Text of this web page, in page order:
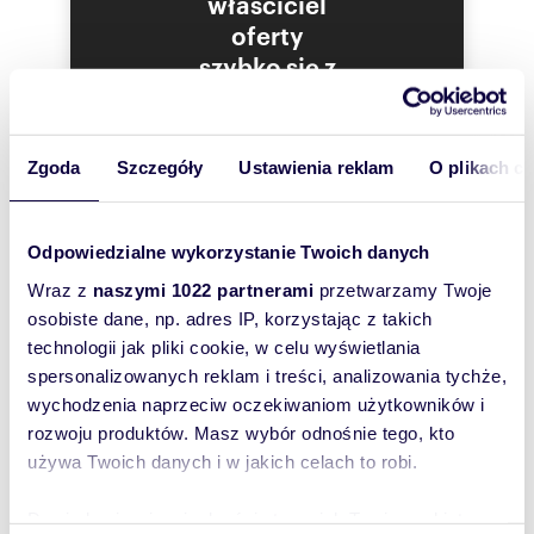
Zgoda Szczegóły Ustawienia reklam O plikach
Odpowiedzialne wykorzystanie Twoich danych
Wraz z naszymi 1022 partnerami przetwarzamy Twoje
osobiste dane, np. adres IP, korzystając z takich
technologii jak pliki cookie, w celu wyświetlania
spersonalizowanych reklam i treści, analizowania tychże,
wychodzenia naprzeciw oczekiwaniom użytkowników i
rozwoju produktów. Masz wybór odnośnie tego, kto
używa Twoich danych i w jakich celach to robi.
Odległość: oddalenie od ścisłego centrum
miasta Tarnowa 8,0 km,
Oddalenie od autostrady A4 (węzeł
Od przystanku komunikacji miejskiej - 200 m
130 m.
obiekt jest przeznaczony do wynajmu lub
sprzedaży).
Obiekt składa się z dwóch połączonych
salonów:
Budynek salonu z 1997 roku
Powierzchnia 1786 m2
oferty
szybko się z
skontaktował!